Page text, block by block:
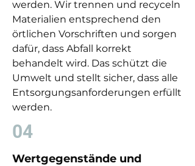
werden. Wir trennen und recyceln
Materialien entsprechend den
örtlichen Vorschriften und sorgen
dafür, dass Abfall korrekt
behandelt wird. Das schützt die
Umwelt und stellt sicher, dass alle
Entsorgungsanforderungen erfüllt
werden.
04
Wertgegenstände und